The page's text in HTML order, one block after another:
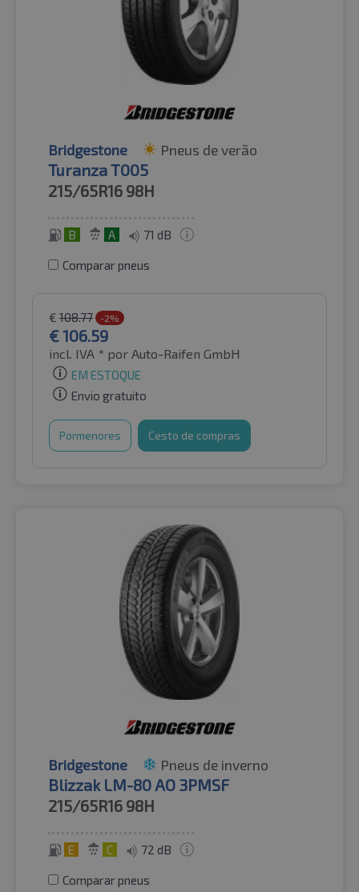
Bridgestone Pneus de verão
Turanza T005
215/65R16 98H
B A 71 dB
Comparar pneus
€ 108.77 -2%
€106.59
incl. IVA * por Auto-Raifen GmbH
EM ESTOQUE
Envio gratuito
Pormenores Cesto de compras
Bridgestone Pneus de inverno
Blizzak LM-80 AO 3PMSF
215/65R16 98H
E C 72 dB
Comparar pneus